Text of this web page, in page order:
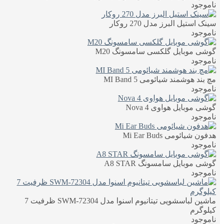
ناموجود
سینک استیل البرز مدل 270 روکار
ناموجود
گوشی موبایل گلکسی سامسونگ M20
ناموجود
مچ بند هوشمند شیائومی MI Band 5
ناموجود
گوشی موبایل هواوی Nova 4
ناموجود
هدفون شیائومی Mi Ear Buds
ناموجود
گوشی موبایل سامسونگ A8 STAR
ناموجود
ماشین لباسشویی تیتانیوم اسنوا مدل SWM-72304 ظرفیت 7
کیلوگرم
ناموجود